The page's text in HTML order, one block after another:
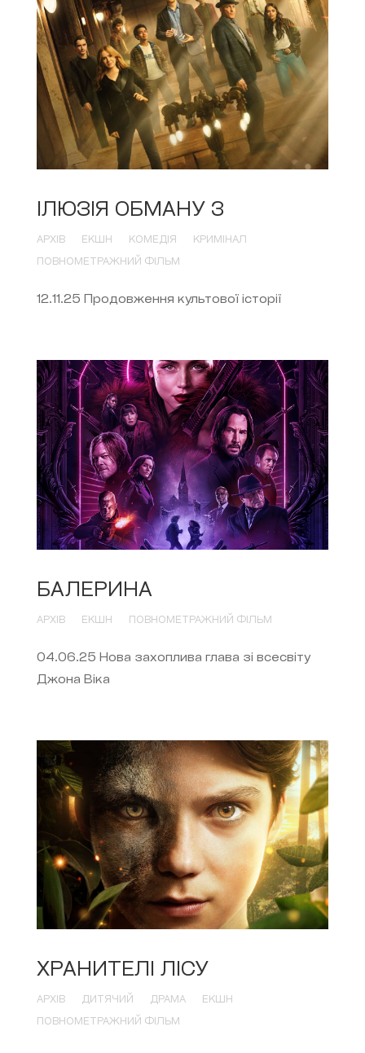
ІЛЮЗІЯ ОБМАНУ 3
АРХІВ ЕКШН КОМЕДІЯ КРИМІНАЛ
ПОВНОМЕТРАЖНИЙ ФІЛЬМ
12.11.25 Продовження культової історії
БАЛЕРИНА
АРХІВ ЕКШН ПОВНОМЕТРАЖНИЙ ФІЛЬМ
04.06.25 Нова захоплива глава зі всесвіту
Джона Віка
ХРАНИТЕЛІ ЛІСУ
АРХІВ ДИТЯЧИЙ ДРАМА ЕКШН
ПОВНОМЕТРАЖНИЙ ФІЛЬМ